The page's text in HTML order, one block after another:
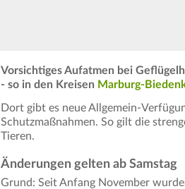
Vorsichtiges Aufatmen bei
- so in den Kreisen Marburg-
Dort gibt es neue Allgemein-
Schutzmaßnahmen. So gilt die
Tieren.
Änderungen gelten ab Samstag
Grund: Seit Anfang November